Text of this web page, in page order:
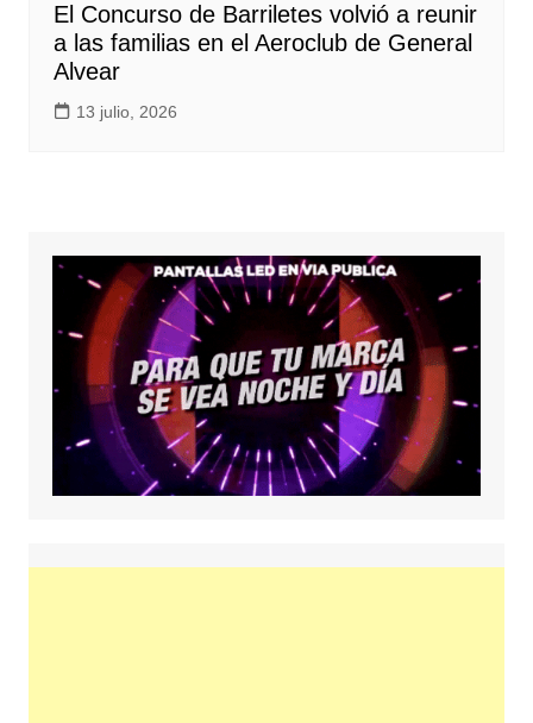
El Concurso de Barriletes volvió a reunir
a las familias en el Aeroclub de General
Alvear
13 julio, 2026